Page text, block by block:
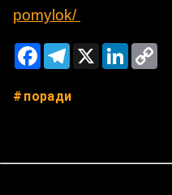
pomylok/
FacebookTelegram
X LinkedIn
поради